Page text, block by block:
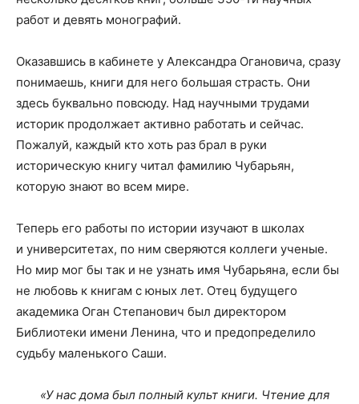
работ и девять монографий.
Оказавшись в кабинете у Александра Огановича, сразу
понимаешь, книги для него большая страсть. Они
здесь буквально повсюду. Над научными трудами
историк продолжает активно работать и сейчас.
Пожалуй, каждый кто хоть раз брал в руки
историческую книгу читал фамилию Чубарьян,
которую знают во всем мире.
Теперь его работы по истории изучают в школах
и университетах, по ним сверяются коллеги ученые.
Но мир мог бы так и не узнать имя Чубарьяна, если бы
не любовь к книгам с юных лет. Отец будущего
академика Оган Степанович был директором
Библиотеки имени Ленина, что и предопределило
судьбу маленького Саши.
«У нас дома был полный культ книги. Чтение для